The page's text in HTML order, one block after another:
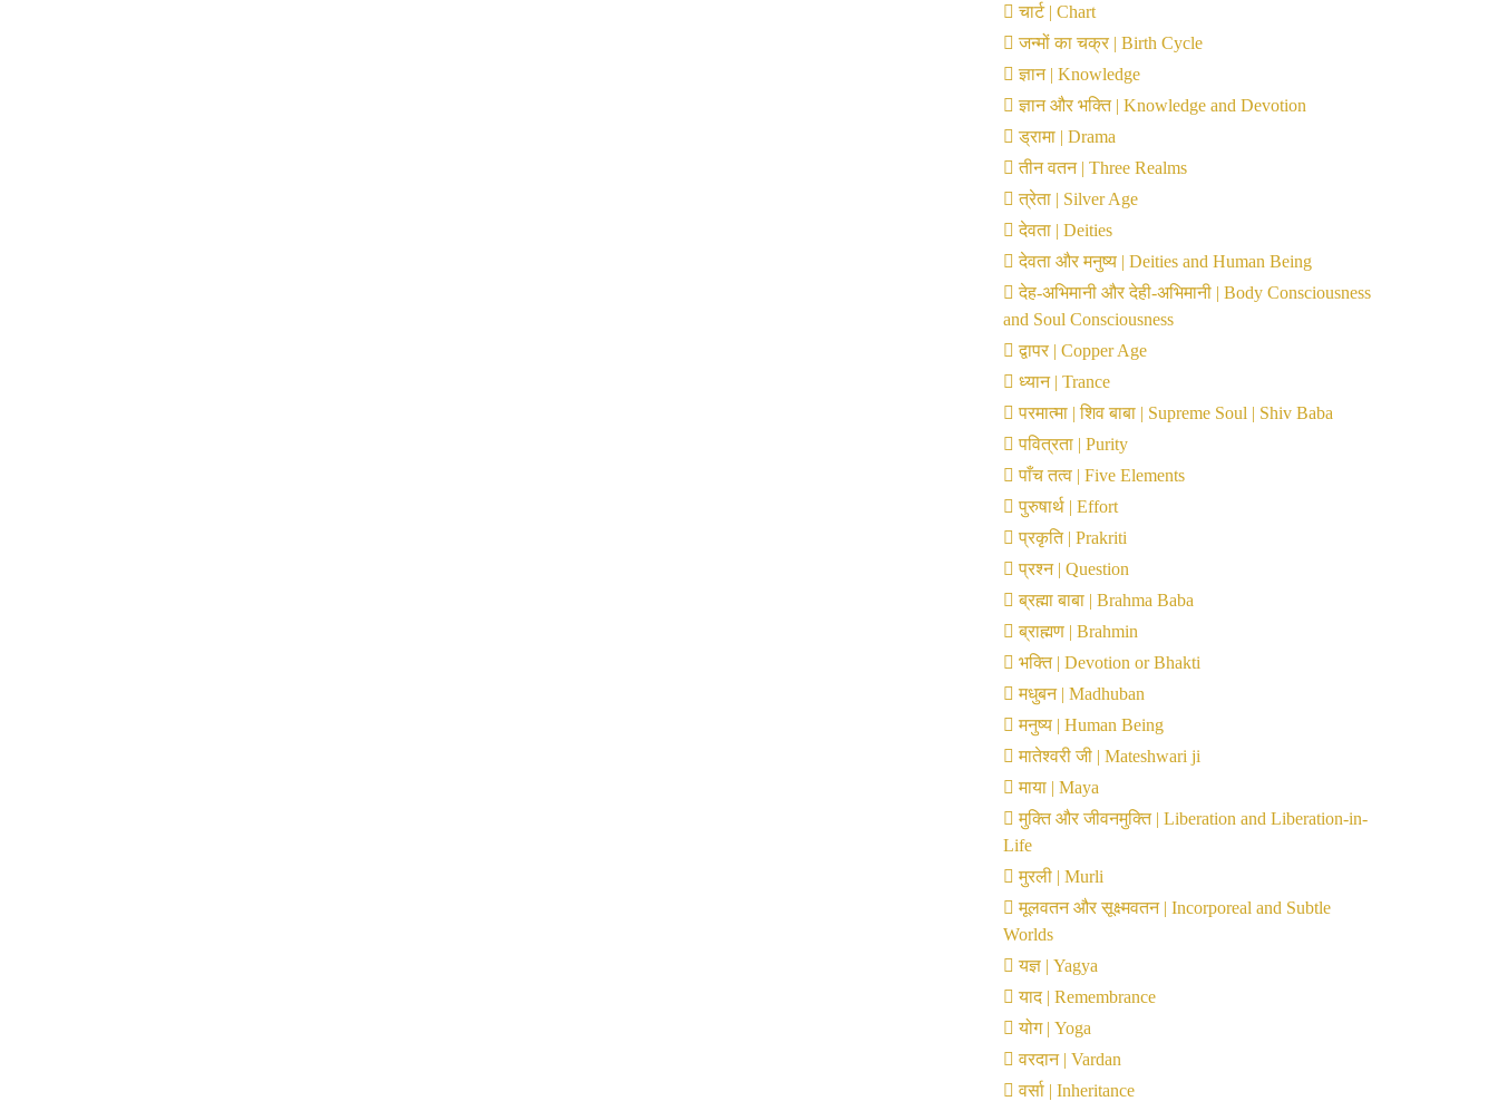
चार्ट | Chart
जन्मों का चक्र | Birth Cycle
ज्ञान | Knowledge
ज्ञान और भक्ति | Knowledge and Devotion
ड्रामा | Drama
तीन वतन | Three Realms
त्रेता | Silver Age
देवता | Deities
देवता और मनुष्य | Deities and Human Being
देह-अभिमानी और देही-अभिमानी | Body Consciousness
and Soul Consciousness
द्वापर | Copper Age
ध्यान | Trance
परमात्मा | शिव बाबा | Supreme Soul | Shiv Baba
पवित्रता | Purity
पाँच तत्व | Five Elements
पुरुषार्थ | Effort
प्रकृति | Prakriti
प्रश्न | Question
ब्रह्मा बाबा | Brahma Baba
ब्राह्मण | Brahmin
भक्ति | Devotion or Bhakti
मधुबन | Madhuban
मनुष्य | Human Being
मातेश्वरी जी | Mateshwari ji
माया | Maya
मुक्ति और जीवनमुक्ति | Liberation and Liberation-in-
Life
मुरली | Murli
मूलवतन और सूक्ष्मवतन | Incorporeal and Subtle
Worlds
यज्ञ | Yagya
याद | Remembrance
योग | Yoga
वरदान | Vardan
वर्सा | Inheritance